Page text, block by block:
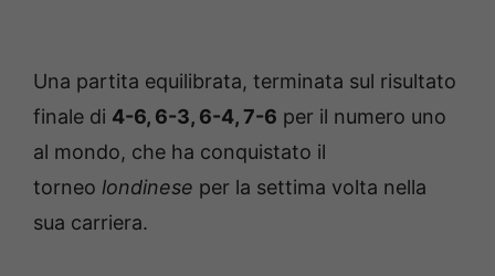
Una partita equilibrata, terminata sul risultato
finale di 4-6, 6-3, 6-4, 7-6 per il numero uno
al mondo, che ha conquistato il
torneo londinese per la settima volta nella
sua carriera.